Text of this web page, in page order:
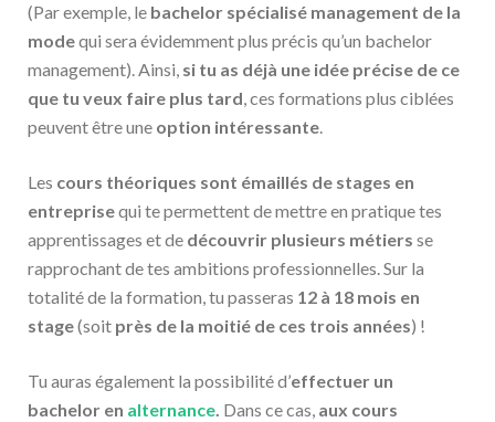
(Par exemple, le bachelor spécialisé management de la
modequi sera évidemment plus précis qu’un bachelor
management). Ainsi, si tu as déjà une idée précise de ce
que tu veux faire plus tard, ces formations plus ciblées
peuvent être une option intéressante.
Les cours théoriques sont émaillés de stages en
entreprisequi te permettent de mettre en pratique tes
apprentissages et de découvrir plusieurs métiers se
rapprochant de tes ambitions professionnelles. Sur la
totalité de la formation, tu passeras 12 à 18 mois en
stage(soit près de la moitié de ces trois années) !
Tu auras également la possibilité d’effectuer un
bachelor en alternance. Dans ce cas, aux cours